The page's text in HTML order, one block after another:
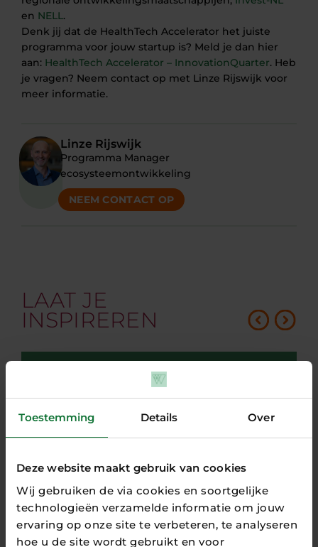
Toestemming Details Over
Deze website maakt gebruik van cookies
Wij gebruiken de via cookies en soortgelijke
technologieën verzamelde informatie om jouw
ervaring op onze site te verbeteren, te analyseren
hoe u de site wordt gebruikt en voor
en NELL.
Denk jij dat de HealthTech Accelerator het juiste
programma voor jouw startup is? Meld je dan hier
aan: HealthTech Accelerator – InnovationQuarter. Heb
je vragen? Neem contact op met Linze Rijswijk voor
meer informatie.
Linze Rijswijk
Programma Manager
ecosysteemontwikkeling
NEEM CONTACT OP
LAAT JE
INSPIREREN